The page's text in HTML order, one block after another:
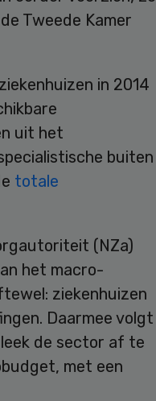
Tweede Kamer
in 2014
uit het
buiten
totale
(NZa)
het macro-
ziekenhuizen
Daarmee volgt
de sector af te
met een